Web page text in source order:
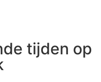
tijden op